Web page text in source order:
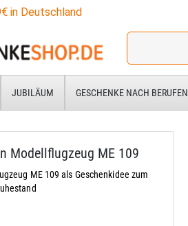
in Deutschland
Ich
für:
JUBILÄUM GESCHENKE NACH BERUFEN
Modellflugzeug ME 109
ME 109 als Geschenkidee zum